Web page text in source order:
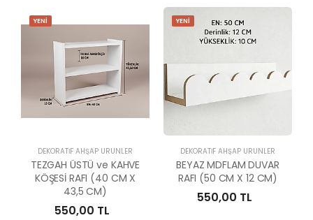
YENİ
DEKORATİF AHŞAP ÜRÜNLER
TEZGAH ÜSTÜ ve KAHVE
KÖŞESİ RAFI (40 CM X
43,5 CM)
550,00 TL
YENİ
DEKORATİF AHŞAP ÜRÜNLER
BEYAZ MDFLAM DUVAR
RAFI (50 CM X 12 CM)
550,00 TL